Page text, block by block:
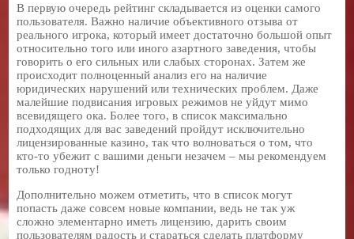
В первую очередь рейтинг складывается из оценки самого
пользователя. Важно наличие объективного отзыва от
реального игрока, который имеет достаточно большой опыт
относительно того или иного азартного заведения, чтобы
говорить о его сильных или слабых сторонах. Затем же
происходит полноценный анализ его на наличие
юридических нарушений или технических проблем. Даже
малейшие подвисания игровых режимов не уйдут мимо
всевидящего ока. Более того, в список максимально
подходящих для вас заведений пройдут исключительно
лицензированные казино, так что волноваться о том, что
кто-то убежит с вашими деньги незачем – мы рекомендуем
только годноту!
Дополнительно можем отметить, что в список могут
попасть даже совсем новые компании, ведь не так уж
сложно элементарно иметь лицензию, дарить своим
пользователям радость и стараться сделать платформу